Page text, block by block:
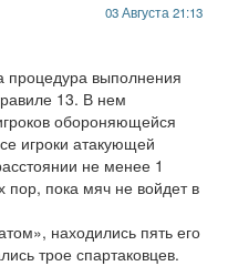
03 Августа 21:13
выполнения
13. В нем
обороняющейся
игроки атакующей
не менее 1
пор, пока мяч не войдет в
находились пять его
трое спартаковцев.